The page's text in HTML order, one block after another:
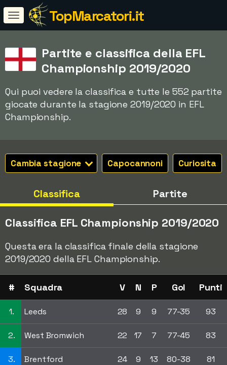
TopMarcatori.it
Partite e classifica della EFL
Championship 2019/2020
Qui puoi vedere la classifica e tutte le 552 partite
giocate durante la stagione 2019/2020 in EFL
Championship.
Cambia stagione Capocannoni Curiosita
Classifica Partite
Classifica EFL Championship 2019/2020
Questa era la classifica finale della stagione
2019/2020 della EFL Championship.
# Squadra V N P Gol Punti
1. Leeds 28 9 9 77-35 93
2. West Bromwich 22 17 7 77-45 83
3. Brentford 24 9 13 80-38 81